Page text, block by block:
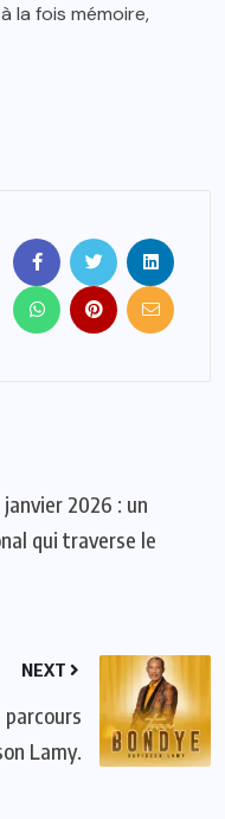
la fois mémoire,
janvier 2026 : un
qui traverse le
NEXT
Lamy.